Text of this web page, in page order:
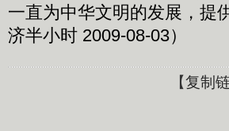
一直为中华文明的发展，提
济半小时 2009-08-03）
【复制